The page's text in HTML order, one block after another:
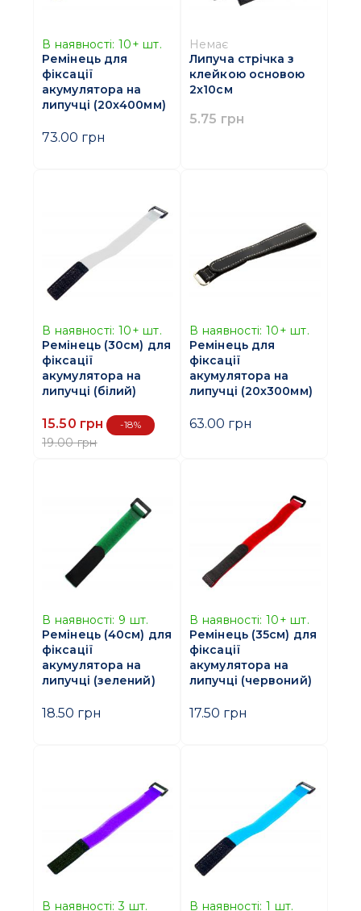
В наявності: 10+ шт.
Ремінець для
фіксації
акумулятора на
липучці (20х400мм)
73.00 грн
Немає
Липуча стрічка з
клейкою основою
2x10см
5.75 грн
В наявності: 10+ шт.
Ремінець (30см) для
фіксації
акумулятора на
липучці (білий)
15.50 грн -18%
19.00 грн
В наявності: 10+ шт.
Ремінець для
фіксації
акумулятора на
липучці (20х300мм)
63.00 грн
В наявності: 9 шт.
Ремінець (40см) для
фіксації
акумулятора на
липучці (зелений)
18.50 грн
В наявності: 10+ шт.
Ремінець (35см) для
фіксації
акумулятора на
липучці (червоний)
17.50 грн
В наявності: 3 шт. В наявності: 1 шт.